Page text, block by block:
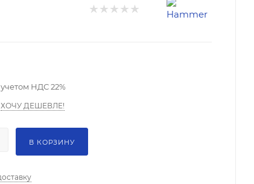
НДС 22%
ХОЧУ ДЕШЕВЛЕ!
В КОРЗИНУ